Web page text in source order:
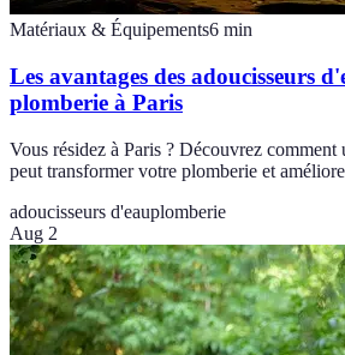
Matériaux & Équipements6 min
Les avantages des adoucisseurs
plomberie à Paris
Vous résidez à Paris ? Découvrez comment
peut transformer votre plomberie et
adoucisseurs d'eauplomberie
Aug 2